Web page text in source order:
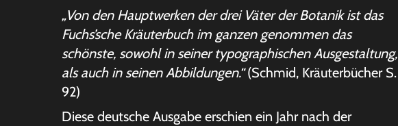
„Von den Hauptwerken der drei Väter der Botanik ist das
Fuchs’sche Kräuterbuch im ganzen genommen das
schönste, sowohl in seiner typographischen Ausgestaltung,
als auch in seinen Abbildungen.“(Schmid, Kräuterbücher S.
92)
Diese deutsche Ausgabe erschien ein Jahr nach der